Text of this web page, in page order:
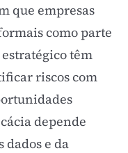
que empresas
como parte
têm
riscos com
depende
e da